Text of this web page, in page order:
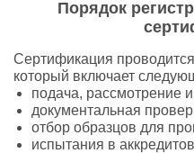
Порядок
Сертификация
который включает
подача, рассмотрение
документальная
отбор образцов для
испытания в